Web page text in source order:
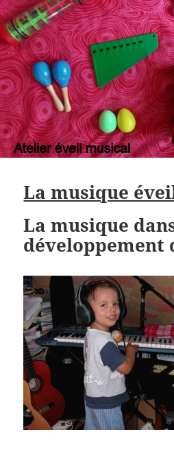
La musique
La musique
développement